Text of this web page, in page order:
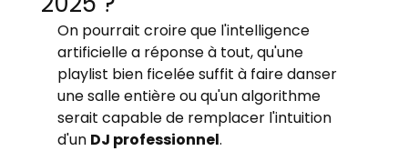
On pourrait croire que l'intelligence
artificielle a réponse à tout, qu'une
playlist bien ficelée suffit à faire danser
une salle entière ou qu'un algorithme
serait capable de remplacer l'intuition
d'un DJ professionnel.